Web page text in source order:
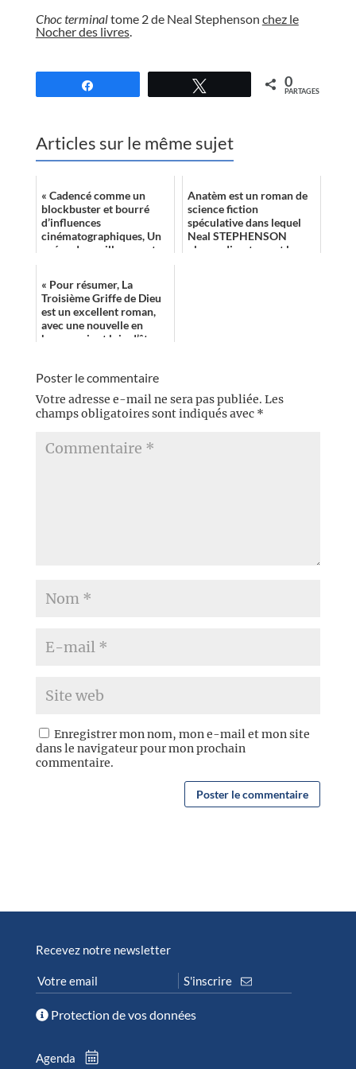
Choc terminaltome 2 de Neal Stephenson chez le
Nocher des livres.
0
PARTAGES
Articles sur le même sujet
« Cadencé comme un
blockbuster et bourré
d’influences
cinématographiques, Un
océan de rouille apporte
apocalyptiqu...
Anatèm est un roman de
science fiction
spéculative dans lequel
Neal STEPHENSON
plonge directement le
« Pour résumer, La
Troisième Griffe de Dieu
est un excellent roman,
avec une nouvelle en
bonus qui est loin d’être
Poster le commentaire
Votre adresse e-mail ne sera pas publiée. Les
champs obligatoires sont indiqués avec *
Enregistrer mon nom, mon e-mail et mon site
dans le navigateur pour mon prochain
commentaire.
Recevez notre newsletter
Protection de vos données
Agenda